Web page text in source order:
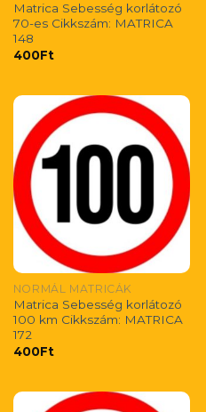
Matrica Sebesség korlátozó
70-es Cikkszám: MATRICA
148
400Ft
NORMÁL MATRICÁK
Matrica Sebesség korlátozó
100 km Cikkszám: MATRICA
172
400Ft